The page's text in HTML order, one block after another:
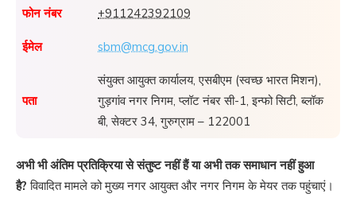
फोन नंबर +911242392109
ईमेल sbm@mcg.gov.in
पता
संयुक्त आयुक्त कार्यालय, एसबीएम (स्वच्छ भारत मिशन),
गुड़गांव नगर निगम, प्लॉट नंबर सी-1, इन्फो सिटी, ब्लॉक
बी, सेक्टर 34, गुरुग्राम – 122001
अभी भी अंतिम प्रतिक्रिया से संतुष्ट नहीं हैं या अभी तक समाधान नहीं हुआ
है?विवादित मामले को मुख्य नगर आयुक्त और नगर निगम के मेयर तक पहुंचाएं।